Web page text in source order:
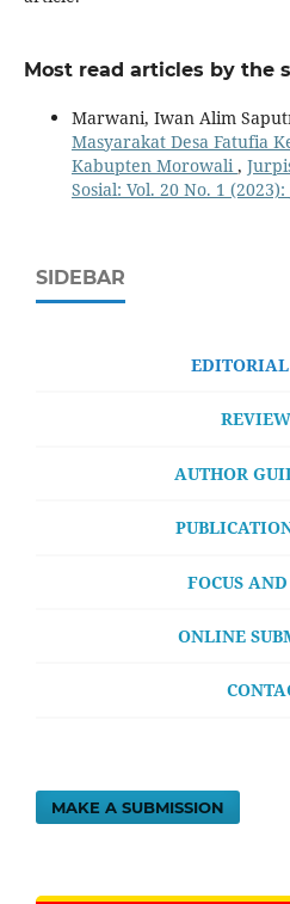
Most read articles by the
Marwani, Iwan Alim
Masyarakat Desa Fatufia
Kabupten Morowali ,
Sosial: Vol. 20 No. 1
SIDEBAR
AUTHOR
FOCUS AND
ONLINE
MAKE A SUBMISSION